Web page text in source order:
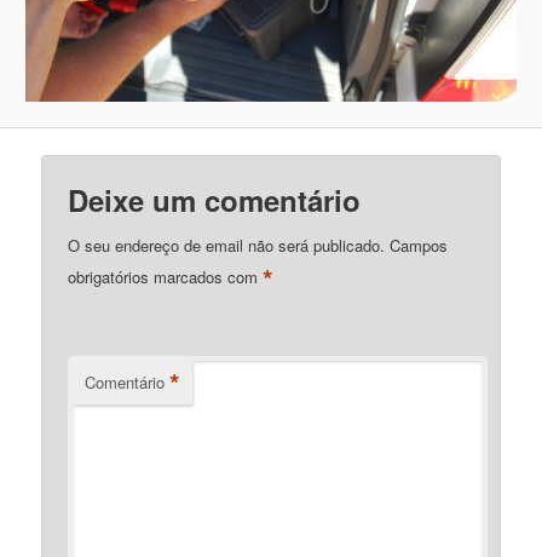
Deixe um comentário
O seu endereço de email não será publicado. Campos
obrigatórios marcados com*
Comentário *